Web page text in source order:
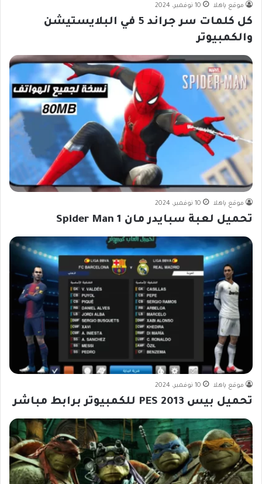
موقع ياهلا 10 نوفمبر، 2024
كل كلمات سر جراند 5 في البلايستيشن
والكمبيوتر
موقع ياهلا 10 نوفمبر، 2024
تحميل لعبة سبايدر مان 1 Spider Man
موقع ياهلا 10 نوفمبر، 2024
تحميل بيس 2013 PES للكمبيوتر برابط مباشر